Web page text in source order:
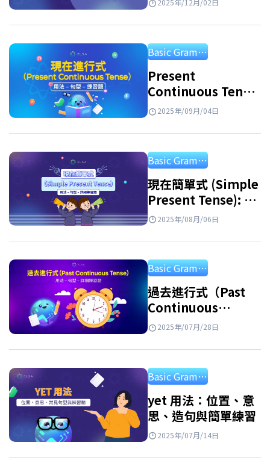
語、子句、句子和段落。隨著時間的推移和實
際應用，英語語法或多或少地進行了調整，以
便更好地服務生活。 英文文法總整理：十二種
基本英文時態 一共有12種英文時態，這些時態
來學習英文文法 時態吧！ 英文時態：現在式 表
示現在時間的時態有四種：一般現在式、現在
完成式、現在進行式、現在完成進行式。 現在
簡單式(Simple Present…
2025年/12月/02日
Basic Grammar
Present
Continuous Tense
(現在進行式): 用法、
2025年/09月/04日
Basic Grammar
現在簡單式 (Simple
Present Tense): 定
義、用法、句型與練
2025年/08月/06日
Basic Grammar
過去進行式（Past
Continuous
Tense）: 用法、結
2025年/07月/28日
Basic Grammar
yet 用法：位置、意
思、造句與簡單練習
2025年/07月/14日